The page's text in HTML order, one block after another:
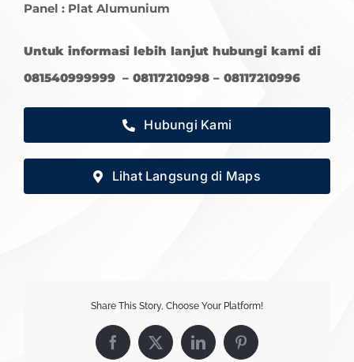
Panel : Plat Alumunium
Untuk informasi lebih lanjut hubungi kami di
081540999999 – 08117210998 – 08117210996
Hubungi Kami
Lihat Langsung di Maps
Share This Story, Choose Your Platform!
Facebook
X LinkedInPinterest